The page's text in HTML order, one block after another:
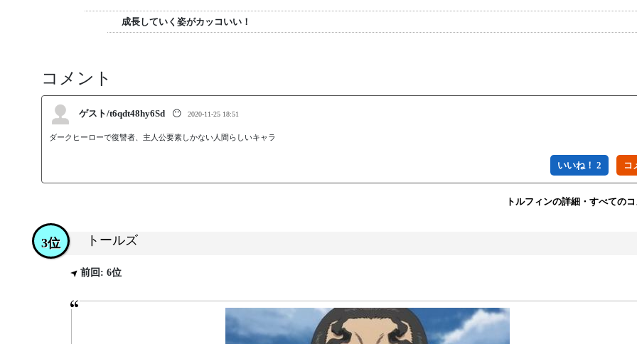
成長していく姿がカッコいい！
コメント
ゲスト/t6qdt48hy6Sd 😶 2020-11-25 18:51
ダークヒーローで復讐者、主人公要素しかない人間らしいキャラ
いいね！ 2
トルフィンの詳細・すべての
トールズ
3位
前回: 6位